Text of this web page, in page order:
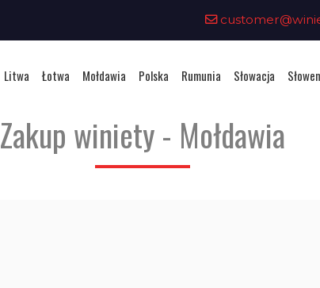
Litwa Łotwa Mołdawia Polska Rumunia Słowacja
Zakup winiety - Mołdawia